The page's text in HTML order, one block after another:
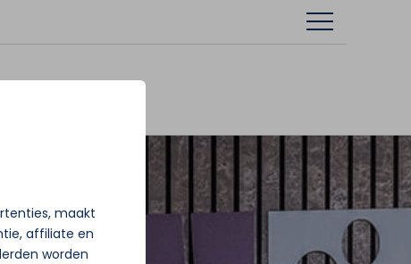
maakt
affiliate en
worden